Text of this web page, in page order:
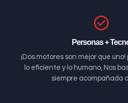
Personas +
¡Dos motores son mejor que
lo eficiente y lo humano, Nos
siempre acompañada